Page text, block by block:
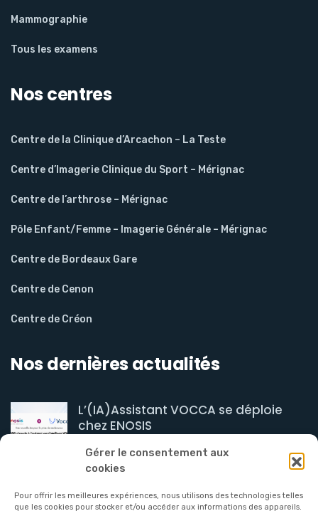
Gérer le consentement aux
cookies
Pour offrir les meilleures expériences, nous utilisons des technologies telles
que les cookies pour stocker et/ou accéder aux informations des appareils.
Mammographie
Tous les examens
Nos centres
Centre de la Clinique d’Arcachon – La Teste
Centre d’Imagerie Clinique du Sport – Mérignac
Centre de l’arthrose – Mérignac
Pôle Enfant/Femme – Imagerie Générale – Mérignac
Centre de Bordeaux Gare
Centre de Cenon
Centre de Créon
Nos dernières actualités
L’(IA)Assistant VOCCA se déploie
chez ENOSIS
Le groupe ENOSIS organisent
l’ouverture de 3
juillet 23, 2026